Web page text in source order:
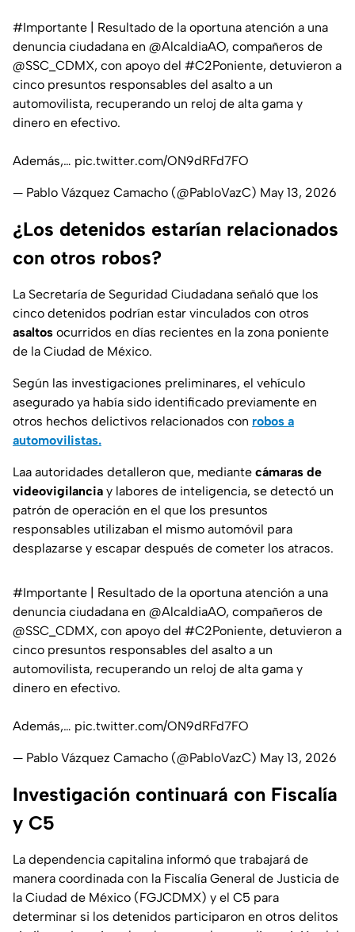
#Importante | Resultado de la oportuna atención a una
denuncia ciudadana en @AlcaldiaAO, compañeros de
@SSC_CDMX, con apoyo del #C2Poniente, detuvieron a
cinco presuntos responsables del asalto a un
automovilista, recuperando un reloj de alta gama y
dinero en efectivo.
Además,… pic.twitter.com/ON9dRFd7FO
— Pablo Vázquez Camacho (@PabloVazC) May 13, 2026
¿Los detenidos estarían relacionados
con otros robos?
La Secretaría de Seguridad Ciudadana señaló que los
cinco detenidos podrían estar vinculados con otros
asaltos ocurridos en días recientes en la zona poniente
de la Ciudad de México.
Según las investigaciones preliminares, el vehículo
asegurado ya había sido identificado previamente en
otros hechos delictivos relacionados con robos a
automovilistas.
Laa autoridades detalleron que, mediante cámaras de
videovigilancia y labores de inteligencia, se detectó un
patrón de operación en el que los presuntos
responsables utilizaban el mismo automóvil para
desplazarse y escapar después de cometer los atracos.
#Importante | Resultado de la oportuna atención a una
denuncia ciudadana en @AlcaldiaAO, compañeros de
@SSC_CDMX, con apoyo del #C2Poniente, detuvieron a
cinco presuntos responsables del asalto a un
automovilista, recuperando un reloj de alta gama y
dinero en efectivo.
Además,… pic.twitter.com/ON9dRFd7FO
— Pablo Vázquez Camacho (@PabloVazC) May 13, 2026
Investigación continuará con Fiscalía
y C5
La dependencia capitalina informó que trabajará de
manera coordinada con la Fiscalía General de Justicia de
la Ciudad de México (FGJCDMX) y el C5 para
determinar si los detenidos participaron en otros delitos